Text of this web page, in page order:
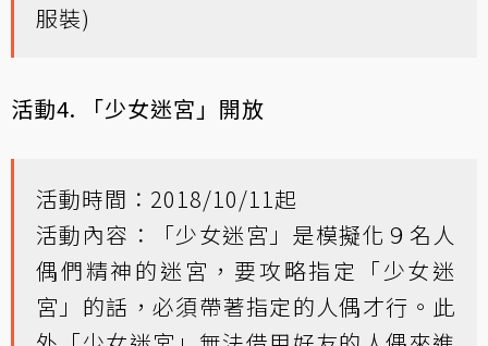
服裝)
活動4. 「少女迷宮」開放
活動時間：2018/10/11起
活動內容：「少女迷宮」是模擬化９名人
偶們精神的迷宮，要攻略指定「少女迷
宮」的話，必須帶著指定的人偶才行。此